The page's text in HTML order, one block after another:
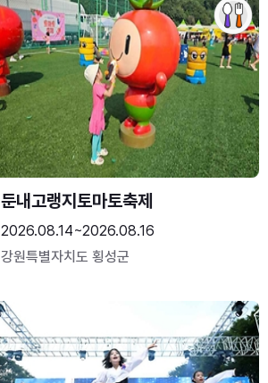
둔내고랭지토마토축제
2026.08.14~2026.08.16
강원특별자치도 횡성군